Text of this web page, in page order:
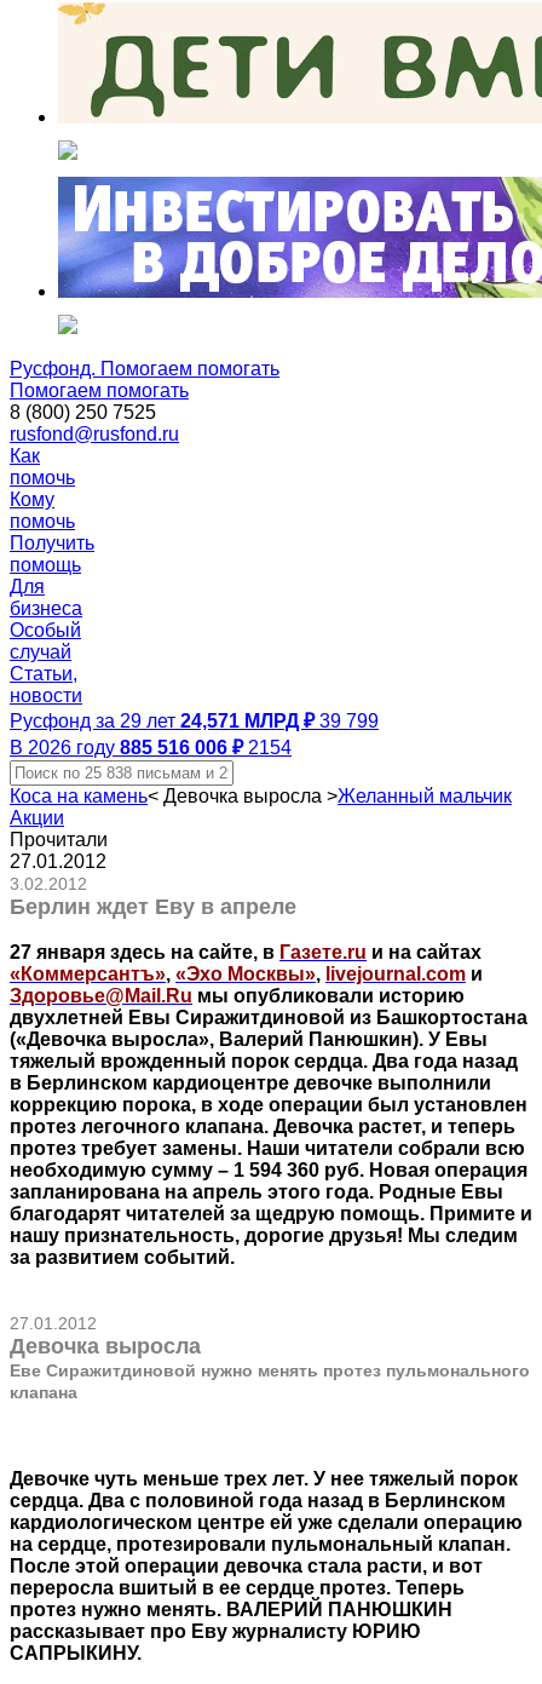
Русфонд. Помогаем помогать
Помогаем помогать
8 (800) 250 7525
rusfond@rusfond.ru
Как
помочь
Кому
помочь
Получить
помощь
Для
бизнеса
Особый
случай
Статьи,
новости
Русфонд за 29 лет 24,571 МЛРД ₽ 39 799
В 2026 году 885 516 006 ₽ 2154
Коса на камень< Девочка выросла >Желанный мальчик
Акции
Прочитали
27.01.2012
3.02.2012
Берлин ждет Еву в апреле
27 января здесь на сайте, в Газете.ru и на сайтах
«Коммерсантъ», «Эхо Москвы», livejournal.com и
Здоровье@Mail.Ru мы опубликовали историю
двухлетней Евы Сиражитдиновой из Башкортостана
(«Девочка выросла», Валерий Панюшкин). У Евы
тяжелый врожденный порок сердца. Два года назад
в Берлинском кардиоцентре девочке выполнили
коррекцию порока, в ходе операции был установлен
протез легочного клапана. Девочка растет, и теперь
протез требует замены. Наши читатели собрали всю
необходимую сумму – 1 594 360 руб. Новая операция
запланирована на апрель этого года. Родные Евы
благодарят читателей за щедрую помощь. Примите и
нашу признательность, дорогие друзья! Мы следим
за развитием событий.
27.01.2012
Девочка выросла
Еве Сиражитдиновой нужно менять протез пульмонального
клапана
Девочке чуть меньше трех лет. У нее тяжелый порок
сердца. Два с половиной года назад в Берлинском
кардиологическом центре ей уже сделали операцию
на сердце, протезировали пульмональный клапан.
После этой операции девочка стала расти, и вот
переросла вшитый в ее сердце протез. Теперь
протез нужно менять. ВАЛЕРИЙ ПАНЮШКИН
рассказывает про Еву журналисту ЮРИЮ
САПРЫКИНУ.